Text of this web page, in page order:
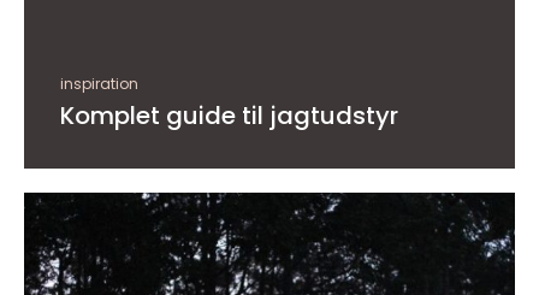
inspiration
Komplet guide til jagtudstyr